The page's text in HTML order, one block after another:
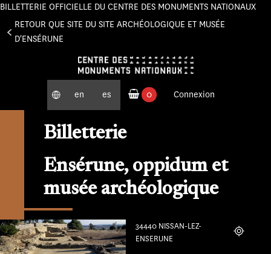
BILLETTERIE OFFICIELLE DU CENTRE DES MONUMENTS NATIONAUX
RETOUR QUE SITE DU SITE ARCHÉOLOGIQUE ET MUSÉE
D'ENSÉRUNE
en es
0
Connexion
Billetterie
Ensérune, oppidum et
musée archéologique
34440 NISSAN-LEZ-
ENSERUNE
Localiser
Panneau de gestion des cookies